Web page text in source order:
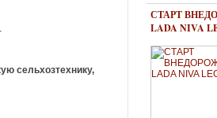
сельхозтехнику,
СТАРТ
LADA NIVA